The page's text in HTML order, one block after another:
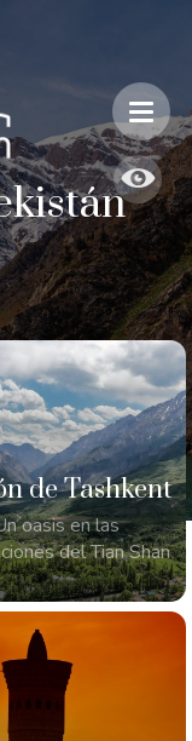
de Tashkent
oasis en las
del Tian Shan